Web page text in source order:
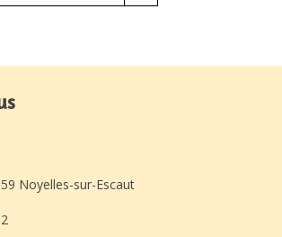
Noyelles-sur-Escaut